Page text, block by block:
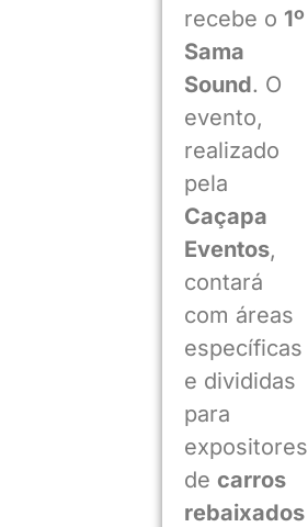
recebe o 1º
Sama
Sound. O
evento,
realizado
pela
Caçapa
Eventos,
contará
com áreas
específicas
e divididas
para
expositores
de carros
rebaixados